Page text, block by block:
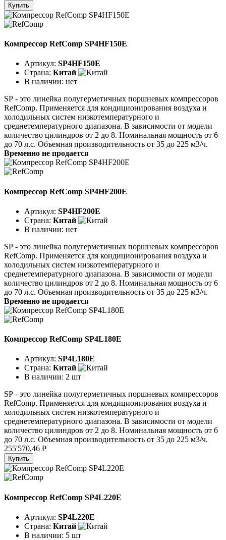
Купить
Компрессор RefComp SP4HF150E
Артикул: SP4HF150E
Страна: Китай
В наличии: нет
SР - это линейка полугерметичных поршневых компрессоров
RefComp. Применяется для кондиционирования воздуха и
холодильных систем низкотемпературного и
среднетемпературного диапазона. В зависимости от модели
количество цилиндров от 2 до 8. Номинальная мощность от 6
до 70 л.с. Объемная производительность от 35 до 225 м3/ч.
Временно не продается
Компрессор RefComp SP4HF200E
Артикул: SP4HF200E
Страна: Китай
В наличии: нет
SР - это линейка полугерметичных поршневых компрессоров
RefComp. Применяется для кондиционирования воздуха и
холодильных систем низкотемпературного и
среднетемпературного диапазона. В зависимости от модели
количество цилиндров от 2 до 8. Номинальная мощность от 6
до 70 л.с. Объемная производительность от 35 до 225 м3/ч.
Временно не продается
Компрессор RefComp SP4L180E
Артикул: SP4L180E
Страна: Китай
В наличии: 2 шт
SР - это линейка полугерметичных поршневых компрессоров
RefComp. Применяется для кондиционирования воздуха и
холодильных систем низкотемпературного и
среднетемпературного диапазона. В зависимости от модели
количество цилиндров от 2 до 8. Номинальная мощность от 6
до 70 л.с. Объемная производительность от 35 до 225 м3/ч.
255'570,46 P
Купить
Компрессор RefComp SP4L220E
Артикул: SP4L220E
Страна: Китай
В наличии: 5 шт